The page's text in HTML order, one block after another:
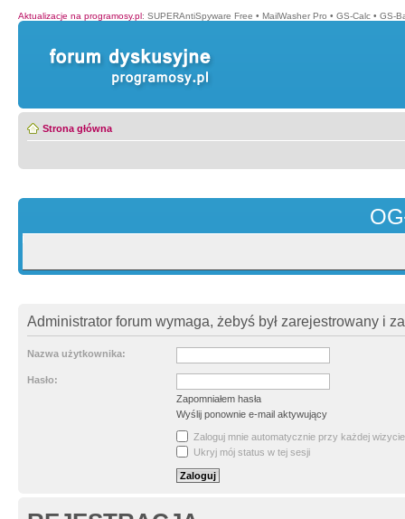
Aktualizacje na programosy.pl: SUPERAntiSpyware Free • MailWasher Pro • GS-Calc • GS-
Strona główna
Administrator forum wymaga, żebyś był zarejestrowany i
Nazwa użytkownika:
Hasło:
Zapomniałem hasła
Wyślij ponownie e-mail aktywujący
Zaloguj mnie automatycznie przy każdej wizycie
Ukryj mój status w tej sesji